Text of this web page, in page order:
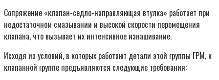
Сопряжение «клапан-седло-направляющая втулка» работает при
недостаточном смазывании и высокой скорости перемещения
клапана, что вызывает их интенсивное изнашивание.
Исходя из условий, в которых работают детали этой группы ГРМ, к
клапанной группе предъявляются следующие требования: